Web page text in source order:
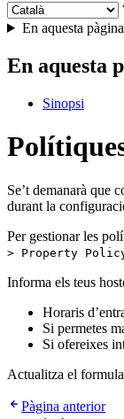
En aquesta pàgina
En aquesta
Sinopsi
Se’t demanarà que
durant la
Per gestionar les
> Property
Informa els teus
Horaris
Si permetes
Si ofereixes
Actualitza el
Pàgina anterior